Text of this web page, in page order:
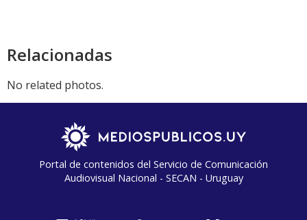
Relacionadas
No related photos.
Portal de contenidos del Servicio de Comunicación
Audiovisual Nacional - SECAN - Uruguay